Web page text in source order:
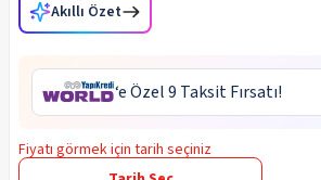
Akıllı Özet
‘e Özel 9 Taksit Fırsatı!
Fiyatı görmek için tarih seçiniz